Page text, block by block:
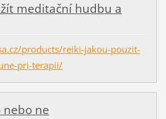
meditační hudbu a
products/reiki-jakou-pouzit-
pri-terapii/
nebo ne